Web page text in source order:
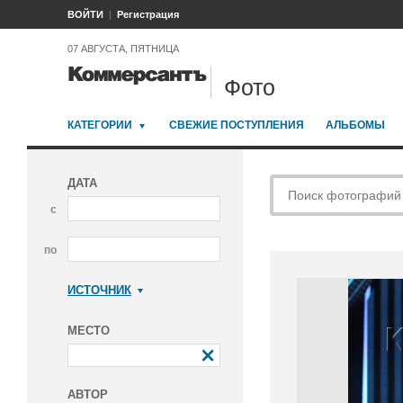
ВОЙТИ Регистрация
07 АВГУСТА, ПЯТНИЦА
Фото
КАТЕГОРИИ СВЕЖИЕ ПОСТУПЛЕНИЯ АЛЬБОМЫ
ДАТА
с
по
ИСТОЧНИК
МЕСТО
АВТОР